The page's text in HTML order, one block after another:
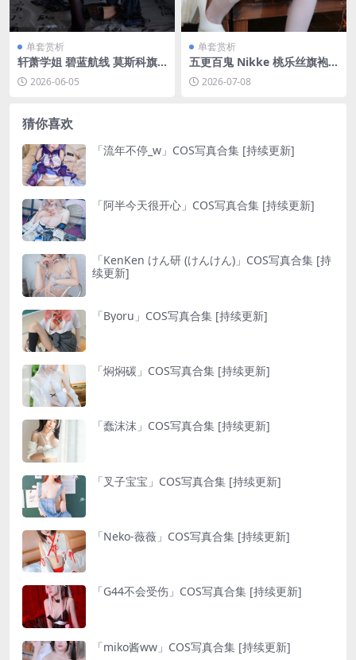
单套赏析
轩萧学姐 碧蓝航线 莫斯科旗
袍[50P-637.7M]
2026-06-05
单套赏析
五更百鬼 Nikke 桃乐丝旗袍[1
2P-47.7M]
2026-07-08
猜你喜欢
「流年不停_w」COS写真合集 [持续更新]
「阿半今天很开心」COS写真合集 [持续更新]
「KenKen けん研 (けんけん)」COS写真合集 [持
续更新]
「Byoru」COS写真合集 [持续更新]
「焖焖碳」COS写真合集 [持续更新]
「蠢沫沫」COS写真合集 [持续更新]
「叉子宝宝」COS写真合集 [持续更新]
「Neko-薇薇」COS写真合集 [持续更新]
「G44不会受伤」COS写真合集 [持续更新]
「miko酱ww」COS写真合集 [持续更新]